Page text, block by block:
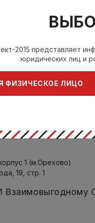
регион можно посмотреть
транспортировки
предварительно
телефона в заказе.
для Вас время по
1 (м.Орехово)
19, стр. 1
2015 представляет
юридических лиц и
ФИЗИЧЕСКОЕ ЛИЦО